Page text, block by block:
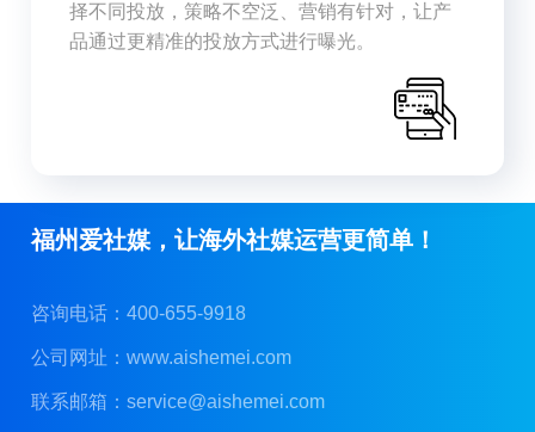
择不同投放，策略不空泛、营销有针对，让产
品通过更精准的投放方式进行曝光。
福州爱社媒，让海外社媒运营更简单！
咨询电话：400-655-9918
公司网址：www.aishemei.com
联系邮箱：service@aishemei.com